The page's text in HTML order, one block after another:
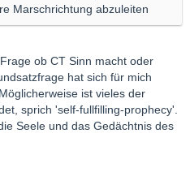
Marschrichtung abzuleiten
ob CT Sinn macht oder
hat sich für mich
ist vieles der
sprich 'self-fullfilling-prophecy'.
Seele und das Gedächtnis des